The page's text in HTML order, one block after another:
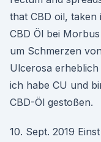
that CBD oil,
CBD Öl bei
um Schmerzen
Ulcerosa erheblich
ich habe CU und
CBD-Öl gestoßen.
10. Sept. 2019